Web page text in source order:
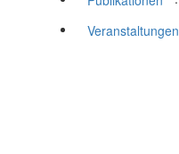
Veranstaltungen